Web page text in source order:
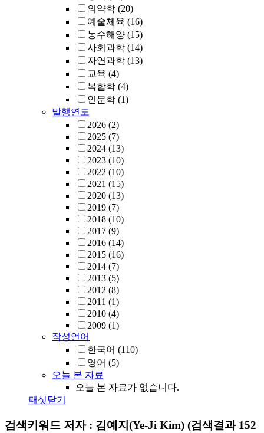
의약학 (20)
예술체육 (16)
농수해양 (15)
사회과학 (14)
자연과학 (13)
교육 (4)
복합학 (4)
인문학 (1)
발행연도
2026 (2)
2025 (7)
2024 (13)
2023 (10)
2022 (10)
2021 (15)
2020 (13)
2019 (7)
2018 (10)
2017 (9)
2016 (14)
2015 (16)
2014 (7)
2013 (5)
2012 (8)
2011 (1)
2010 (4)
2009 (1)
작성언어
한국어 (110)
영어 (5)
오늘 본 자료
오늘 본 자료가 없습니다.
패싯닫기
검색키워드 저자 : 김예지(Ye-Ji Kim) (검색결과 152